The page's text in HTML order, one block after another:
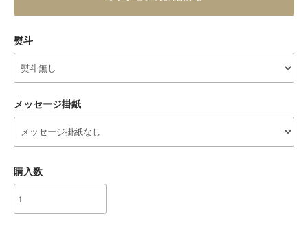
熨斗
メッセージ掛紙
購入数